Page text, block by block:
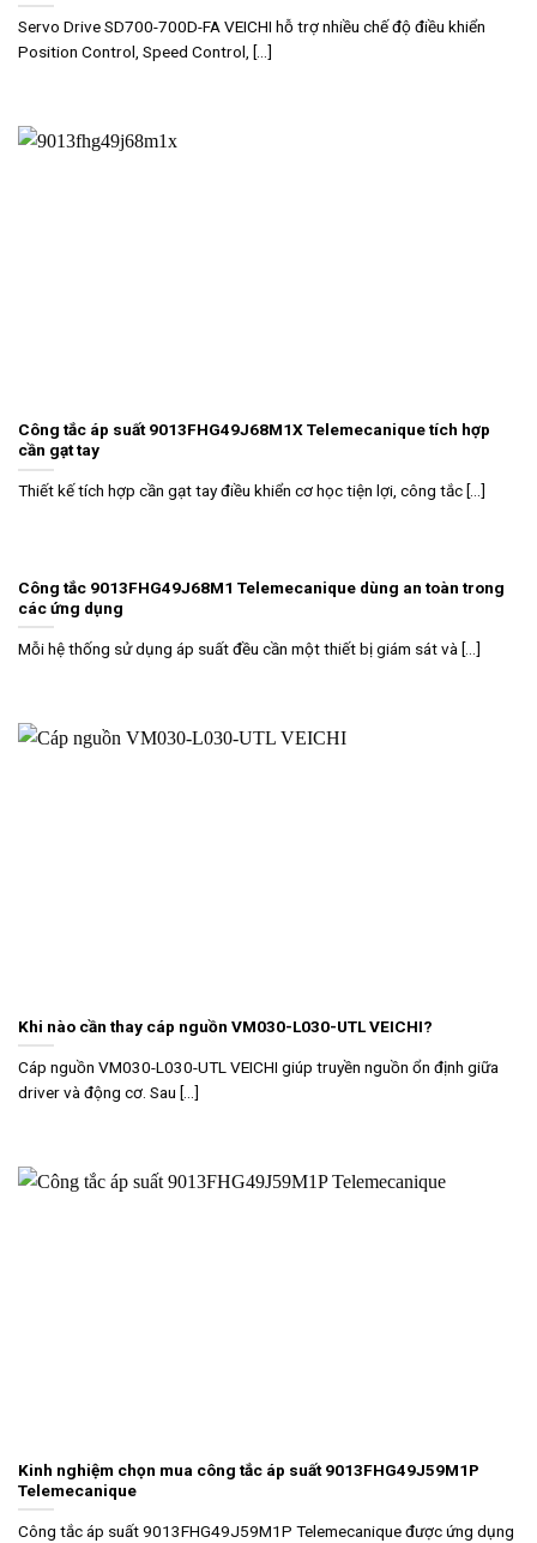
Servo Drive SD700-700D-FA VEICHI hỗ trợ nhiều chế độ điều khiển
Position Control, Speed Control, [...]
Công tắc áp suất 9013FHG49J68M1X Telemecanique tích hợp
cần gạt tay
Thiết kế tích hợp cần gạt tay điều khiển cơ học tiện lợi, công tắc [...]
Công tắc 9013FHG49J68M1 Telemecanique dùng an toàn trong
các ứng dụng
Mỗi hệ thống sử dụng áp suất đều cần một thiết bị giám sát và [...]
Khi nào cần thay cáp nguồn VM030-L030-UTL VEICHI?
Cáp nguồn VM030-L030-UTL VEICHI giúp truyền nguồn ổn định giữa
driver và động cơ. Sau [...]
Kinh nghiệm chọn mua công tắc áp suất 9013FHG49J59M1P
Telemecanique
Công tắc áp suất 9013FHG49J59M1P Telemecanique được ứng dụng